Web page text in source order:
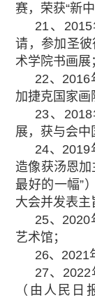
赛，荣获“新
21、
请，参加圣
术学院书画展
22、2016
加捷克国家画
23、
展，获与会中
24、2019
造像获汤恩加
最好的一幅”
大会并发表主
25、2020
艺术馆；
26、2021
27、2022
（由人民